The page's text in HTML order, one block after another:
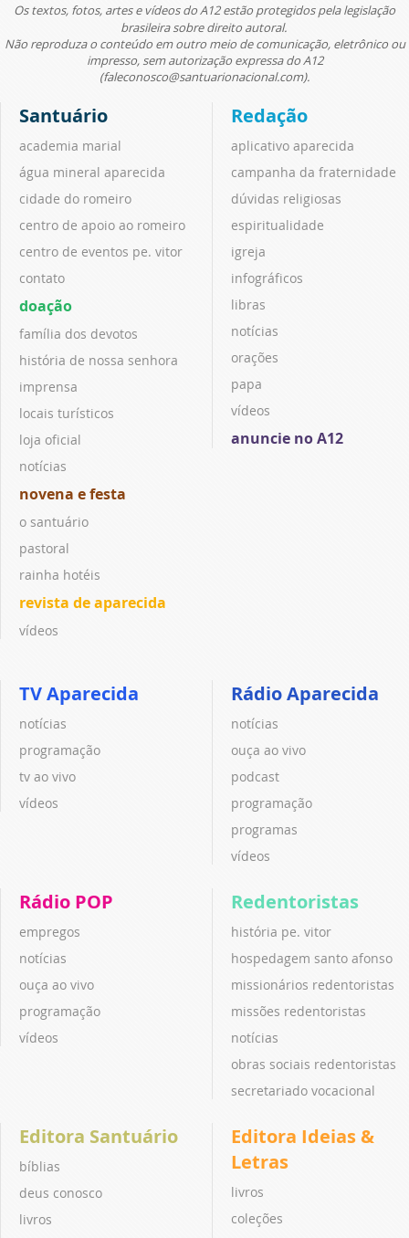
Os textos, fotos, artes e vídeos do A12 estão protegidos pela legislação
brasileira sobre direito autoral.
Não reproduza o conteúdo em outro meio de comunicação, eletrônico ou
impresso, sem autorização expressa do A12
(faleconosco@santuarionacional.com).
Santuário
academia marial
água mineral aparecida
cidade do romeiro
centro de apoio ao romeiro
centro de eventos pe. vitor
contato
doação
família dos devotos
história de nossa senhora
imprensa
locais turísticos
loja oficial
notícias
novena e festa
o santuário
pastoral
rainha hotéis
revista de aparecida
vídeos
Redação
aplicativo aparecida
campanha da fraternidade
dúvidas religiosas
espiritualidade
igreja
infográficos
libras
notícias
orações
papa
vídeos
anuncie no A12
TV Aparecida
notícias
programação
tv ao vivo
vídeos
Rádio Aparecida
notícias
ouça ao vivo
podcast
programação
programas
vídeos
Rádio POP
empregos
notícias
ouça ao vivo
programação
vídeos
Redentoristas
história pe. vitor
hospedagem santo afonso
missionários redentoristas
missões redentoristas
notícias
obras sociais redentoristas
secretariado vocacional
Editora Santuário
bíblias
deus conosco
livros
Editora Ideias &
Letras
livros
coleções